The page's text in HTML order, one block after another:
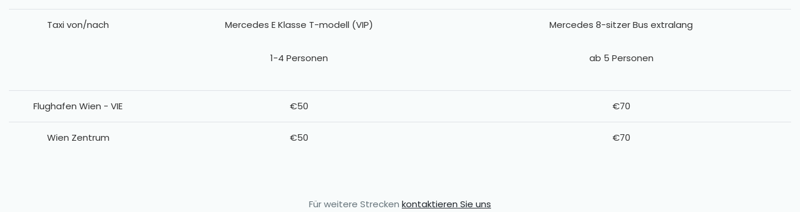
Taxi von/nach Mercedes E Klasse T-modell (VIP)
1-4 Personen
Mercedes 8-sitzer Bus extralang
ab 5 Personen
Flughafen Wien - VIE €50 €70
Wien Zentrum €50 €70
Für weitere Strecken kontaktieren Sie uns